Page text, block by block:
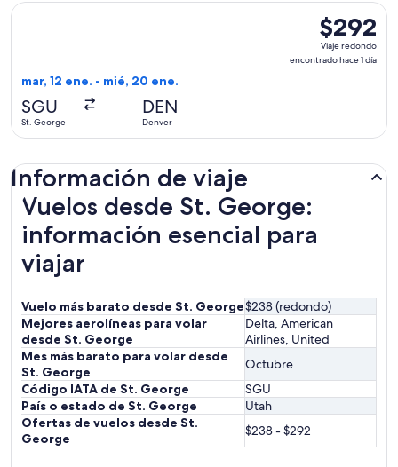
$292
Viaje
redondo,
día
$292
Viaje redondo
encontrado hace 1 día
mar, 12 ene. - mié, 20 ene.
SGU
St. George
DEN
Denver
Seleccionar vuelo de Delta, con salida el mar, 12 ene.
Información de viaje
Vuelos desde St. George:
información esencial para
viajar
Vuelo más barato desde St. George$238 (redondo)
Mejores aerolíneas para volar
desde St. George
Delta, American
Airlines, United
Mes más barato para volar desde
St. George
Octubre
Código IATA de St. George
SGU
País o estado de St. George
Utah
Ofertas de vuelos desde St.
George
$238 - $292